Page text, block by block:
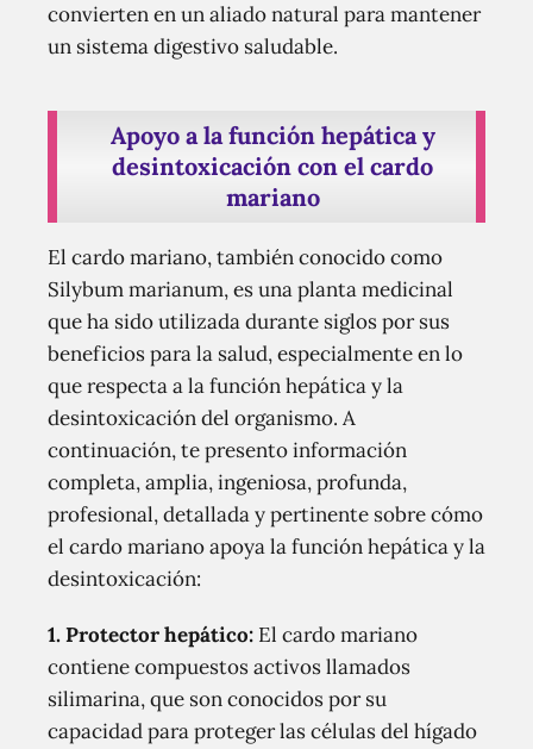
convierten en un aliado natural para mantener
un sistema digestivo saludable.
Apoyo a la función hepática y
desintoxicación con el cardo
mariano
El cardo mariano, también conocido como
Silybum marianum, es una planta medicinal
que ha sido utilizada durante siglos por sus
beneficios para la salud, especialmente en lo
que respecta a la función hepática y la
desintoxicación del organismo. A
continuación, te presento información
completa, amplia, ingeniosa, profunda,
profesional, detallada y pertinente sobre cómo
el cardo mariano apoya la función hepática y la
desintoxicación:
1. Protector hepático: El cardo mariano
contiene compuestos activos llamados
silimarina, que son conocidos por su
capacidad para proteger las células del hígado